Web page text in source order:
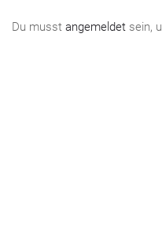
Du musst angemeldet sein,